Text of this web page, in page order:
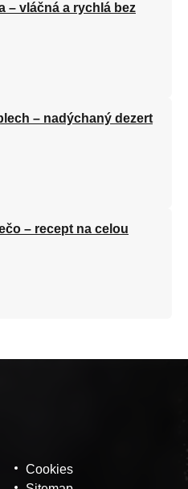
– vláčná a rychlá bez
– nadýchaný dezert
– recept na celou
Cookies